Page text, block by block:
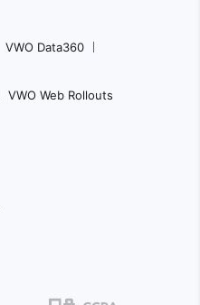
VWO Data360
VWO Web Rollouts